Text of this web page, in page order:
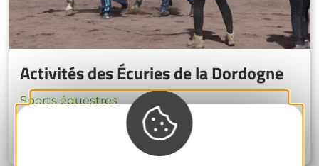
Activités des Écuries de la Dordogne
Sports équestres